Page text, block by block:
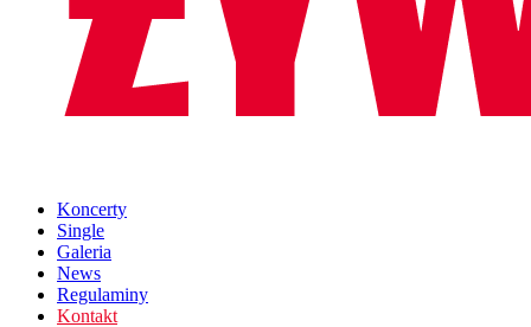
Koncerty
Single
Galeria
News
Regulaminy
Kontakt